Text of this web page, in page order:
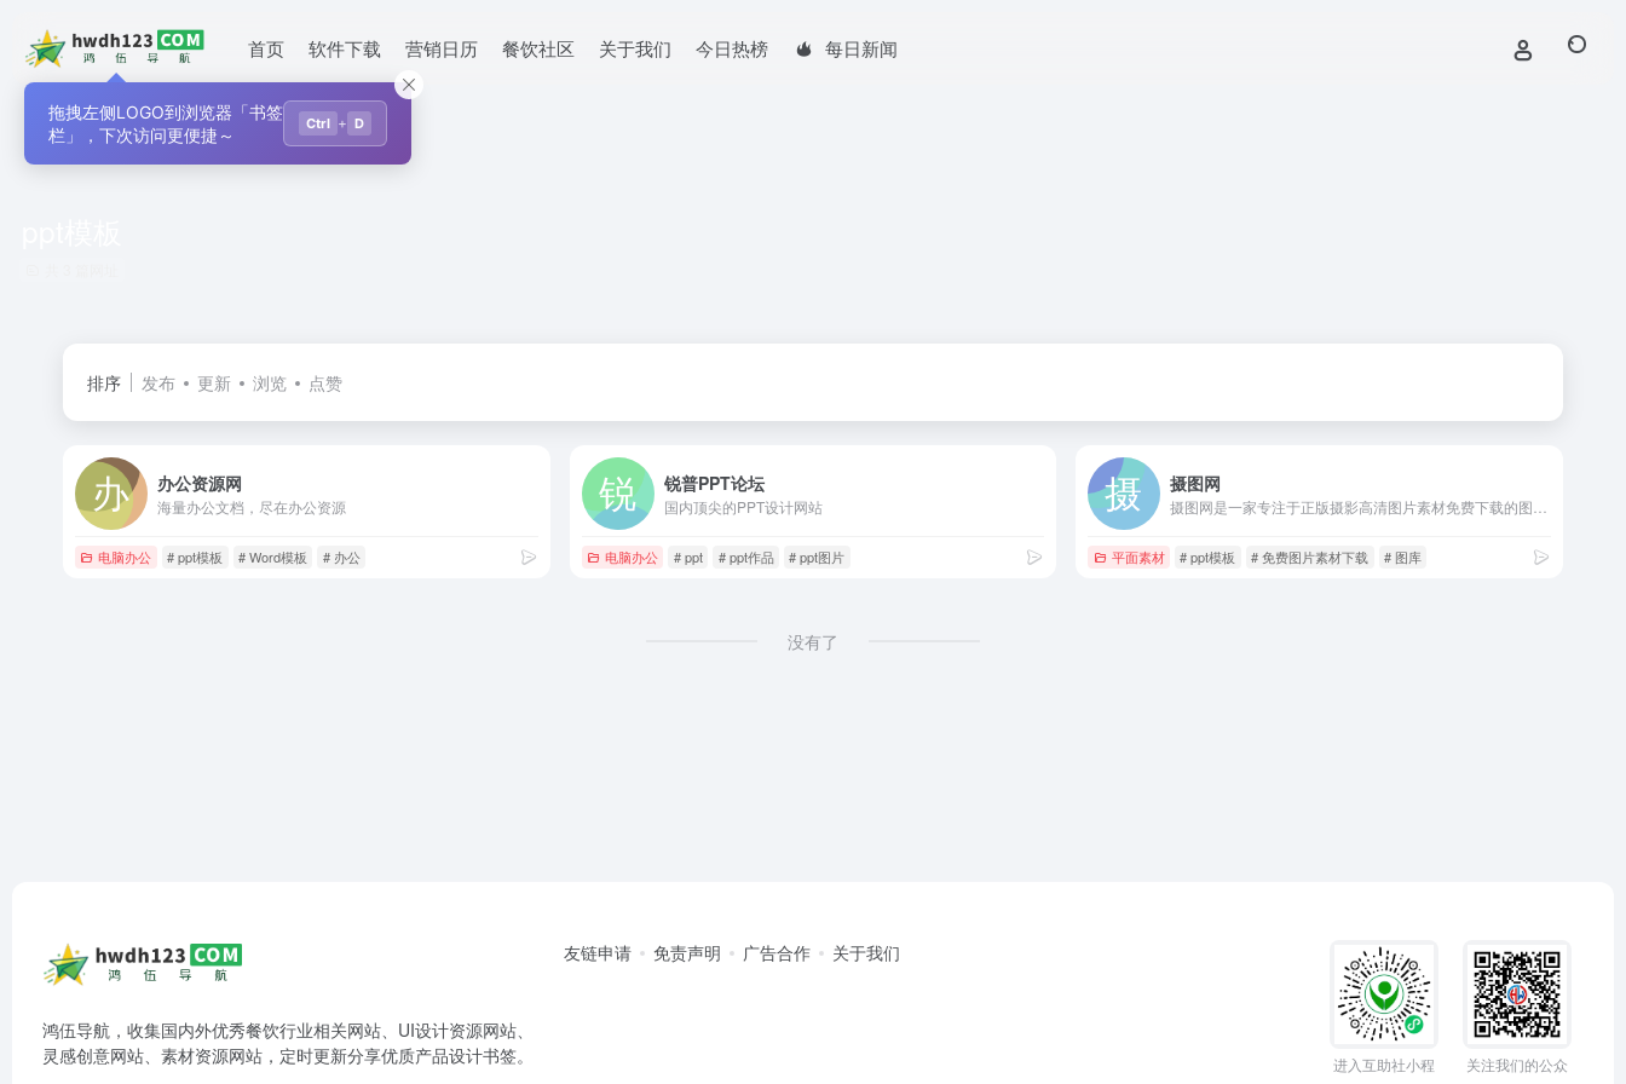
首页 软件下载 营销日历 餐饮社区 关于我们 今日热榜 每日新闻
排序 发布 更新 浏览 点赞
办公资源网
海量办公文档，尽在办公资源
电脑办公 # ppt模板 # Word模板 # 办公
锐普PPT论坛
国内顶尖的PPT设计网站
电脑办公 # ppt # ppt作品 # ppt图片
摄图网
平面素材 # ppt模板 # 免费图片素材下载 # 图库
没有了
鸿伍导航，收集国内外优秀餐饮行业相关网站、UI设计资源网站、
灵感创意网站、素材资源网站，定时更新分享优质产品设计书签。
友链申请 免责声明 广告合作 关于我们
进入互助社小程
关注我们的公众
拖拽左侧LOGO到浏览器「书签
栏」，下次访问更便捷～
Ctrl + D